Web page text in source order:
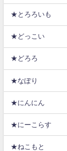
★とろろいも
★どっこい
★どろろ
★なぽり
★にんにん
★にーこらす
★ねこもと